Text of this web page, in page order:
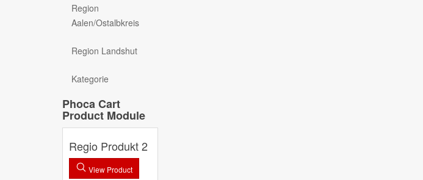
Region
Aalen/Ostalbkreis
Region Landshut
Kategorie
Phoca Cart
Product Module
Regio Produkt 2
View Product